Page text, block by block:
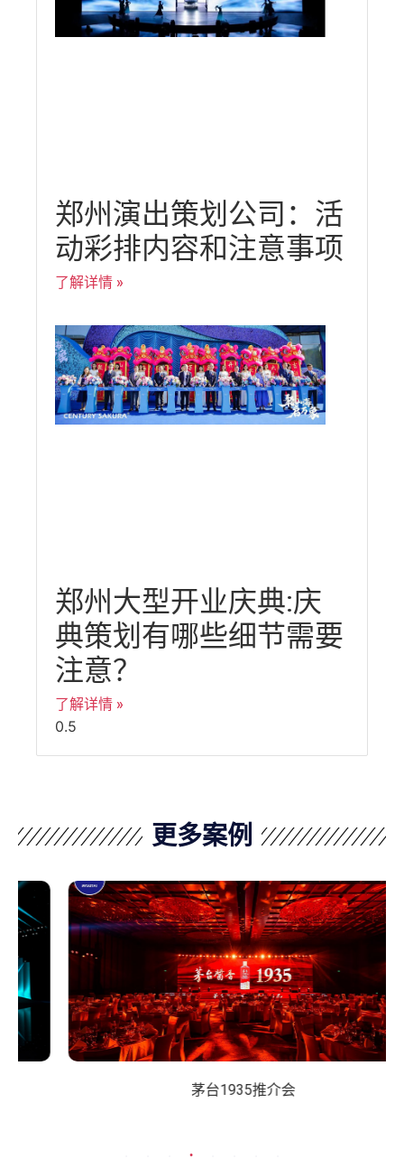
郑州演出策划公司：活
动彩排内容和注意事项
了解详情 »
郑州大型开业庆典:庆
典策划有哪些细节需要
注意？
了解详情 »
更多案例
茅台1935推介会